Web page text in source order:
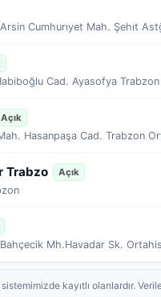
Cumhurıyet Mah. Şehıt
Cad. Ayasofya
Açık
Hasanpaşa Cad. Trabzon
Trabzo Açık
Mh.Havadar Sk.
kayıtlı olanlardır.